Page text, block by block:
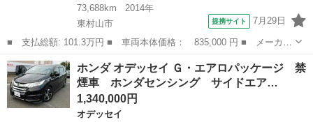
73,688km
2014年
東村山市
提携サイト 7月29日
■ 支払総額: 101.3万円 ■ 車両本体価格： 835,000 円 ■ メーカー
名： ホンダ ■ 車種名： オデッセイ ■ グレード名： アブソル
ート 禁煙車ワンオーナー ナビ バックカメラ ＥＴＣ ＡＭ Ｆ
Ｍ フルセ...
東京 東村山市 オデッセイ
ホンダ オデッセイ Ｇ・エアロパッケージ 禁
煙車 ホンダセンシング サイドエア…
1,340,000円
オデッセイ